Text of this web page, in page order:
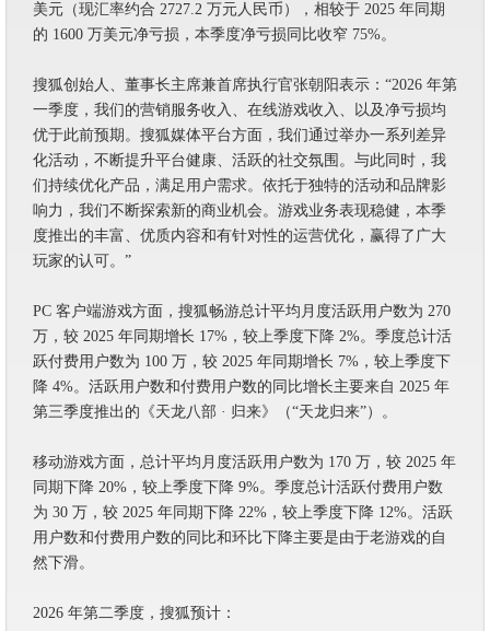
美元（现汇率约合 2727.2 万元人民币），相较于 2025 年同期
的 1600 万美元净亏损，本季度净亏损同比收窄 75%。
搜狐创始人、董事长主席兼首席执行官张朝阳表示：“2026 年第
一季度，我们的营销服务收入、在线游戏收入、以及净亏损均
优于此前预期。搜狐媒体平台方面，我们通过举办一系列差异
化活动，不断提升平台健康、活跃的社交氛围。与此同时，我
们持续优化产品，满足用户需求。依托于独特的活动和品牌影
响力，我们不断探索新的商业机会。游戏业务表现稳健，本季
度推出的丰富、优质内容和有针对性的运营优化，赢得了广大
玩家的认可。”
PC 客户端游戏方面，搜狐畅游总计平均月度活跃用户数为 270
万，较 2025 年同期增长 17%，较上季度下降 2%。季度总计活
跃付费用户数为 100 万，较 2025 年同期增长 7%，较上季度下
降 4%。活跃用户数和付费用户数的同比增长主要来自 2025 年
第三季度推出的《天龙八部 · 归来》（“天龙归来”）。
移动游戏方面，总计平均月度活跃用户数为 170 万，较 2025 年
同期下降 20%，较上季度下降 9%。季度总计活跃付费用户数
为 30 万，较 2025 年同期下降 22%，较上季度下降 12%。活跃
用户数和付费用户数的同比和环比下降主要是由于老游戏的自
然下滑。
2026 年第二季度，搜狐预计：